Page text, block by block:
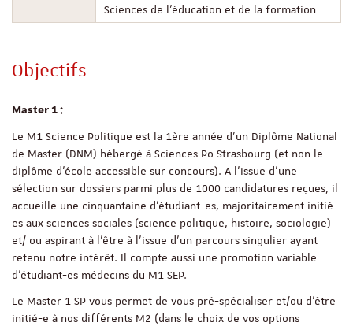
Sciences de l'éducation et de la formation
Objectifs
Master 1 :
Le M1 Science Politique est la 1ère année d'un Diplôme National
de Master (DNM) hébergé à Sciences Po Strasbourg (et non le
diplôme d'école accessible sur concours). A l’issue d’une
sélection sur dossiers parmi plus de 1000 candidatures reçues, il
accueille une cinquantaine d’étudiant-es, majoritairement initié-
es aux sciences sociales (science politique, histoire, sociologie)
et/ ou aspirant à l’être à l’issue d’un parcours singulier ayant
retenu notre intérêt. Il compte aussi une promotion variable
d’étudiant-es médecins du M1 SEP.
Le Master 1 SP vous permet de vous pré-spécialiser et/ou d'être
initié-e à nos différents M2 (dans le choix de vos options